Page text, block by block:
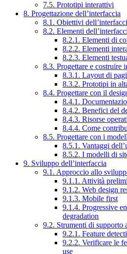
7.5. Prototipi interattivi
8. Progettazione dell’interfaccia
8.1. Obiettivi
8.2. Elementi
8.2.1. Elementi di
8.2.2. Elementi
8.2.3. Elementi
8.3. Progettare e costruire
8.3.1. Layout di
8.3.2. Prototipi in
8.4. Progettare con il
8.4.1.
8.4.2. Benefici del
8.4.3. Risorse
8.4.4. Come
8.5. Progettare con i
8.5.1. Vantaggi
8.5.2. I modelli di
9. Sviluppo dell’interfaccia
9.1. Approccio allo
9.1.1. Attività
9.1.2. Web design
9.1.3. Mobile first
9.1.4. Progressive
degradation
9.2. Strumenti di supporto
9.2.1. Feature
9.2.2. Verificare le
use